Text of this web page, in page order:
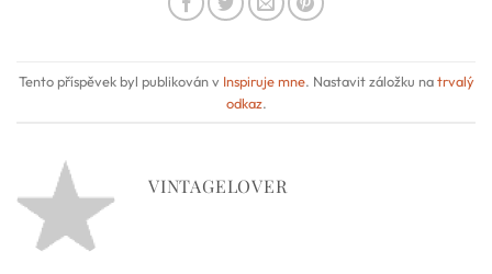
Tento příspěvek byl publikován v Inspiruje mne. Nastavit záložku natrvalý
odkaz.
VINTAGELOVER